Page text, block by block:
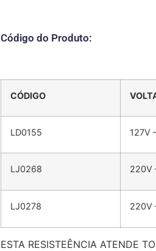
Código do Produto:
CÓDIGO
LD0155 127V
LJ0268 220V
LJ0278 220V
ESTA RESISTEÊNCIA ATENDE